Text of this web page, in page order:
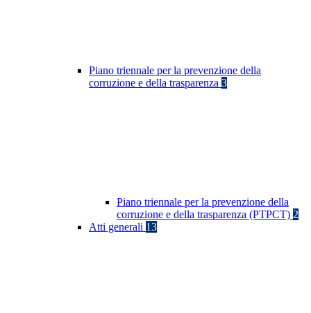
Piano triennale per la prevenzione della
corruzione e della trasparenza 3
Piano triennale per la prevenzione della
corruzione e della trasparenza (PTPCT) 2
Atti generali 13